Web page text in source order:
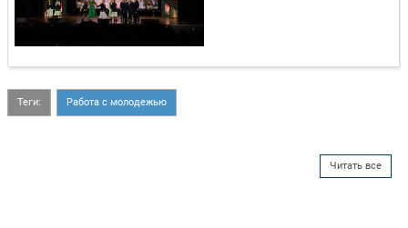
Теги: Работа с молодежью
Читать все